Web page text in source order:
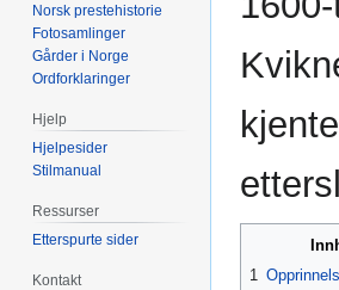
1
Norsk prestehistorie
Fotosamlinger
Gårder i Norge
Ordforklaringer
Hjelp
Hjelpesider
Stilmanual
Ressurser
Etterspurte sider
Kontakt